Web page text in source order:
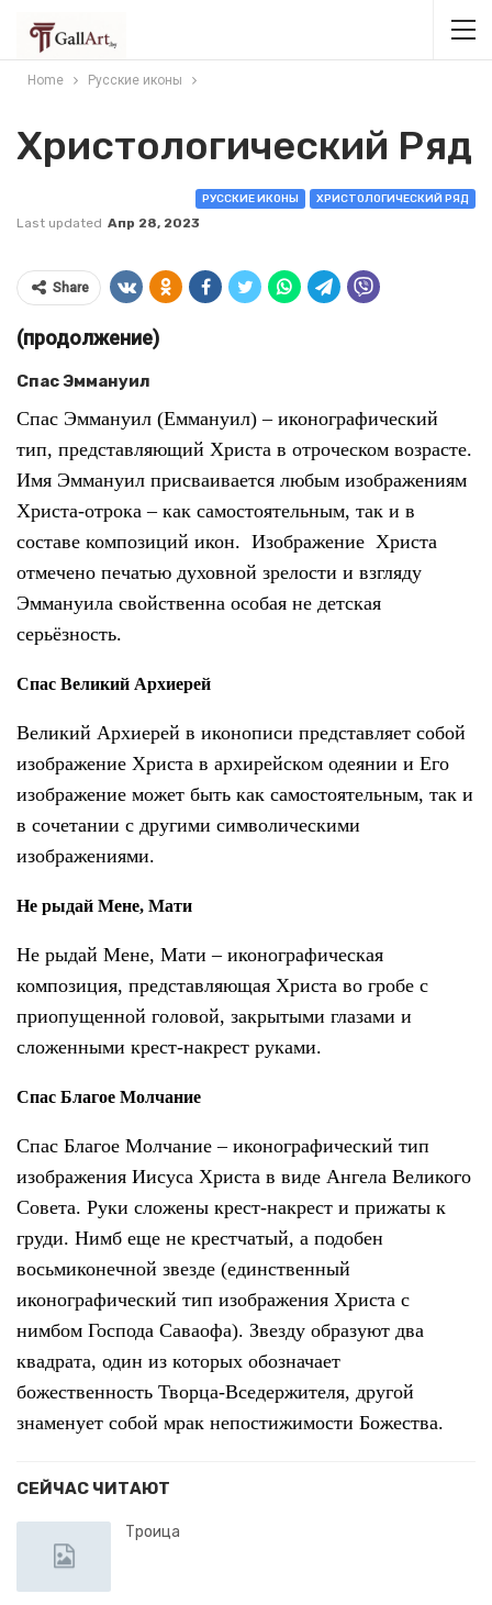
Home Русские иконы
Христологический Ряд
РУССКИЕ ИКОНЫ ХРИСТОЛОГИЧЕСКИЙ РЯД
Last updated Апр 28, 2023
Share
(продолжение)
Спас Эммануил
Спас Эммануил (Еммануил) – иконографический
тип, представляющий Христа в отроческом возрасте.
Имя Эммануил присваивается любым изображениям
Христа-отрока – как самостоятельным, так и в
составе композиций икон. Изображение Христа
отмечено печатью духовной зрелости и взгляду
Эммануила свойственна особая не детская
серьёзность.
Спас Великий Архиерей
Великий Архиерей в иконописи представляет собой
изображение Христа в архирейском одеянии и Его
изображение может быть как самостоятельным, так и
в сочетании с другими символическими
изображениями.
Не рыдай Мене, Мати
Не рыдай Мене, Мати–иконографическая
композиция, представляющая Христа во гробе с
приопущенной головой, закрытыми глазами и
сложенными крест-накрест руками.
Спас Благое Молчание
Спас Благое Молчание – иконографический тип
изображения Иисуса Христа в виде Ангела Великого
Совета. Руки сложены крест-накрест и прижаты к
груди. Нимб еще не крестчатый, а подобен
восьмиконечной звезде (единственный
иконографический тип изображения Христа с
нимбом Господа Саваофа). Звезду образуют два
квадрата, один из которых обозначает
божественность Творца-Вседержителя, другой
знаменует собой мрак непостижимости Божества.
СЕЙЧАС ЧИТАЮТ
Троица